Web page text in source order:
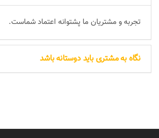
تجربه و مشتریان ما پشتوانه اعتماد شماست.
نگاه به مشتری باید دوستانه باشد